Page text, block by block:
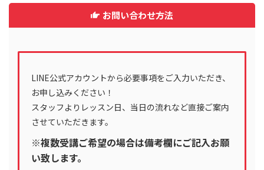
お問い合わせ方法
LINE公式アカウントから必要事項をご入力いただき、
お申し込みください！
スタッフよりレッスン日、当日の流れなど直接ご案内
させていただきます。
※複数受講ご希望の場合は備考欄にご記入お願
い致します。